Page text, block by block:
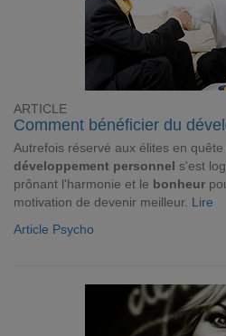
ARTICLE
Comment bénéficier du
Autrefois réservé aux élites en
développement personnel s'est
prônant l'harmonie et le bonheur
motivation de devenir meilleur. Lire
Article Psycho